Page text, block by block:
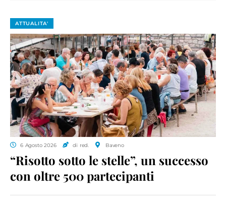
ATTUALITA'
6 Agosto 2026 di red. Baveno
“Risotto sotto le stelle”, un successo
con oltre 500 partecipanti